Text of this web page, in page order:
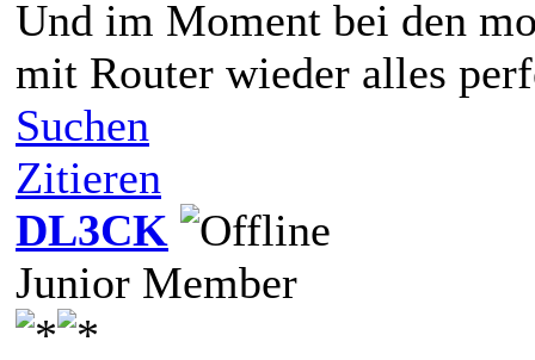
Und im Moment bei den
mit Router wieder alles
Suchen
Zitieren
DL3CK
Junior Member